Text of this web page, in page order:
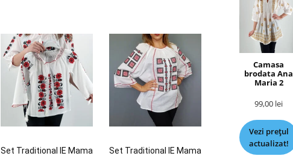
Set Traditional IE Mama Set Traditional IE Mama
Camasa
brodata Ana
Maria 2
99,00 lei
Vezi prețul
actualizat!